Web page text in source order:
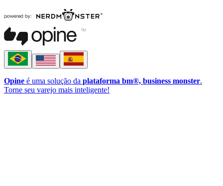
Opine é uma solução da plataforma bm®, business monster.
Torne seu varejo mais inteligente!